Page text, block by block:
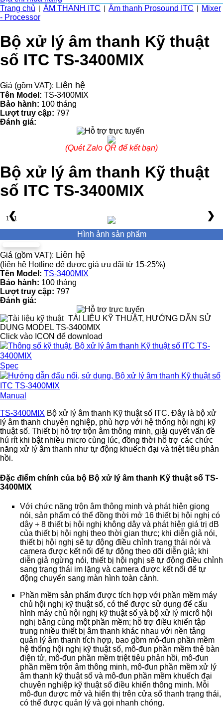
Trang chủ
ÂM THANH ITC Âm thanh Prosound ITC
Mixer
- Processor
Bộ xử lý âm thanh Kỹ thuật
số ITC TS-3400MIX
Giá (gồm VAT): Liên hệ
Tên Model: TS-3400MIX
Bảo hành: 100 tháng
Lượt truy cập: 797
Đánh giá:
(Quét Zalo QR để kết bạn)
Bộ xử lý âm thanh Kỹ thuật
số ITC TS-3400MIX
1 / 1
❮ ❯
Hình ảnh sản phẩm
Giá (gồm VAT): Liên hệ
(liên hệ Hotline để được giá ưu đãi từ 15-25%)
Tên Model: TS-3400MIX
Bảo hành: 100 tháng
Lượt truy cập: 797
Đánh giá:
TÀI LIỆU KỸ THUẬT, HƯỚNG DẪN SỬ
DỤNG MODEL TS-3400MIX
Click vào ICON để download
Spec
Manual
TS-3400MIX Bộ xử lý âm thanh Kỹ thuật số ITC. Đây là bộ xử
lý âm thanh chuyên nghiệp, phù hợp với hệ thống hội nghị kỹ
thuật số. Thiết bị hỗ trợ trộn âm thông minh, giải quyết vấn đề
hú rít khi bật nhiều micro cùng lúc, đồng thời hỗ trợ các chức
năng xử lý âm thanh như tự động khuếch đại và triệt tiêu phản
hồi.
Đặc điểm chính của bộ Bộ xử lý âm thanh Kỹ thuật số TS-
3400MIX
Với chức năng trộn âm thông minh và phát hiện giọng
nói, sản phẩm có thể đồng thời mở 16 thiết bị hội nghị có
dây + 8 thiết bị hội nghị không dây và phát hiện giá trị dB
của thiết bị hội nghị theo thời gian thực; khi diễn giả nói,
thiết bị hội nghị sẽ tự động điều chỉnh trạng thái nói và
camera được kết nối để tự động theo dõi diễn giả; khi
diễn giả ngừng nói, thiết bị hội nghị sẽ tự động điều chỉnh
sang trạng thái im lặng và camera được kết nối để tự
động chuyển sang màn hình toàn cảnh.
Phần mềm sản phẩm được tích hợp với phần mềm máy
chủ hội nghị kỹ thuật số, có thể được sử dụng để cấu
hình máy chủ hội nghị kỹ thuật số và bộ xử lý micrô hội
nghị bằng cùng một phần mềm; hỗ trợ điều khiển tập
trung nhiều thiết bị âm thanh khác nhau với nền tảng
quản lý âm thanh tích hợp, bao gồm mô-đun phần mềm
hệ thống hội nghị kỹ thuật số, mô-đun phần mềm thẻ bàn
điện tử, mô-đun phần mềm triệt tiêu phản hồi, mô-đun
phần mềm trộn âm thông minh, mô-đun phần mềm xử lý
âm thanh kỹ thuật số và mô-đun phần mềm khuếch đại
chuyên nghiệp kỹ thuật số điều khiển thông minh. Mỗi
mô-đun được mở và hiển thị trên cửa sổ thanh trạng thái,
có thể được quản lý và gọi nhanh chóng.